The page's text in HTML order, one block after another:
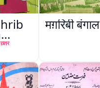
मग़रिबी बंगाल